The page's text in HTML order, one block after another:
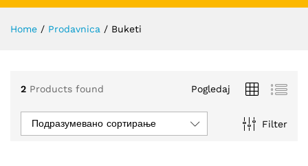
Home / Prodavnica / Buketi
2 Products found Pogledaj
Filter
Подразумевано сортирање